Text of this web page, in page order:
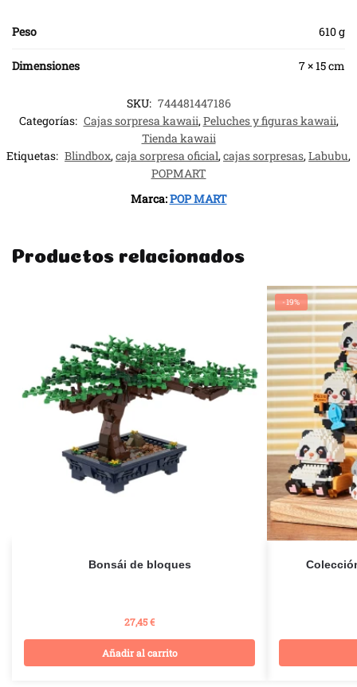
Peso 610 g
Dimensiones 7 × 15 cm
SKU: 744481447186
Categorías: Cajas sorpresa kawaii,Peluches y figuras kawaii,
Tienda kawaii
Etiquetas: Blindbox,caja sorpresa oficial,cajas sorpresas,Labubu,
POPMART
Marca:POP MART
Productos relacionados
Bonsái de bloques
27,45€
Añadir al carrito
-19%